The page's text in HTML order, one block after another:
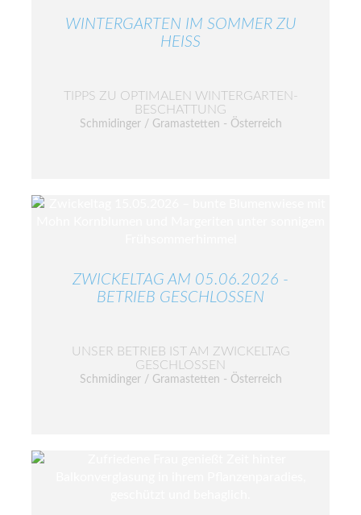
WINTERGARTEN IM SOMMER ZU
HEISS
TIPPS ZU OPTIMALEN WINTERGARTEN-
BESCHATTUNG
Schmidinger / Gramastetten - Österreich
ZWICKELTAG AM 05.06.2026 -
BETRIEB GESCHLOSSEN
UNSER BETRIEB IST AM ZWICKELTAG
GESCHLOSSEN
Schmidinger / Gramastetten - Österreich